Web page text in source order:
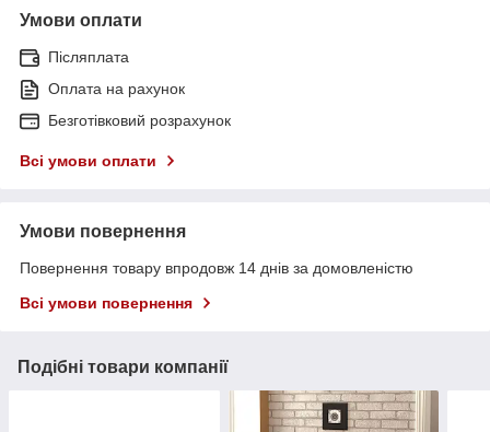
Умови оплати
Післяплата
Оплата на рахунок
Безготівковий розрахунок
Всі умови оплати
Умови повернення
Повернення товару впродовж 14 днів за домовленістю
Всі умови повернення
Подібні товари компанії